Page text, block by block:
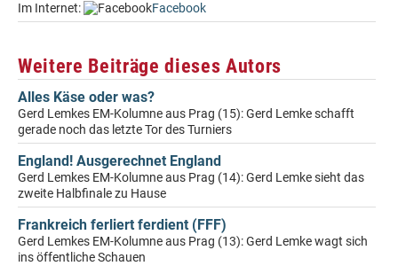
Im Internet: Facebook
Weitere Beiträge dieses Autors
Alles Käse oder was?
Gerd Lemkes EM-Kolumne aus Prag (15): Gerd Lemke schafft
gerade noch das letzte Tor des Turniers
England! Ausgerechnet England
Gerd Lemkes EM-Kolumne aus Prag (14): Gerd Lemke sieht das
zweite Halbfinale zu Hause
Frankreich ferliert ferdient (FFF)
Gerd Lemkes EM-Kolumne aus Prag (13): Gerd Lemke wagt sich
ins öffentliche Schauen